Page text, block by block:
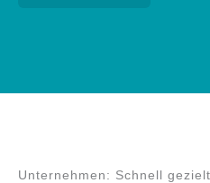
Unternehmen: Schnell